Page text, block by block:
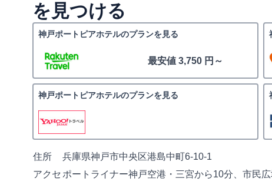
を見つける
神戸ポートピアホテルのプランを見る
最安値 3,750 円～
神戸ポートピアホテルのプランを見る
住所
兵庫県神戸市中央区港島中町6-10-1
アクセ ポートライナー神戸空港・三宮から10分、市民